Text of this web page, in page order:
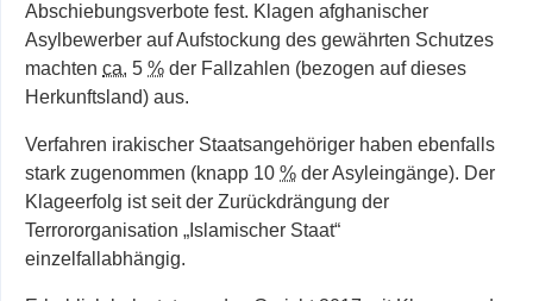
Abschiebungsverbote fest. Klagen afghanischer
Asylbewerber auf Aufstockung des gewährten Schutzes
machten ca. 5 % der Fallzahlen (bezogen auf dieses
Herkunftsland) aus.
Verfahren irakischer Staatsangehöriger haben ebenfalls
stark zugenommen (knapp 10 % der Asyleingänge). Der
Klageerfolg ist seit der Zurückdrängung der
Terrororganisation „Islamischer Staat“
einzelfallabhängig.